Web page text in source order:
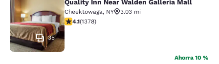
Quality Inn Near Walden Galleria
35
Quality Inn Near Walden Galleria Mall
Cheektowaga, NY
3.03 mi
calificación de 4.12 estrellas. Muy bueno. 1378 reseñas
4.1(1378)
Ahorra 10 %